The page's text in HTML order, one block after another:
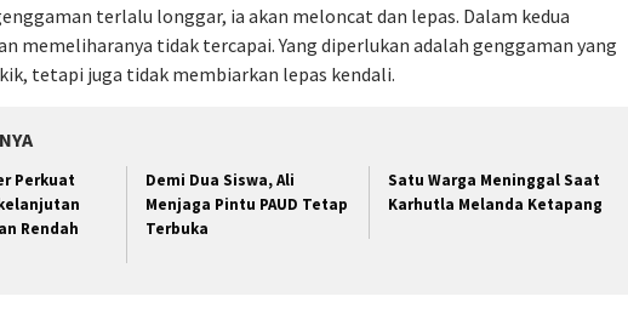
terlalu longgar, ia akan meloncat dan lepas. Dalam kedua
memeliharanya tidak tercapai. Yang diperlukan adalah genggaman yang
tetapi juga tidak membiarkan lepas kendali.
Perkuat
Rendah
Demi Dua Siswa, Ali
Menjaga Pintu PAUD Tetap
Terbuka
Satu Warga Meninggal Saat
Karhutla Melanda Ketapang